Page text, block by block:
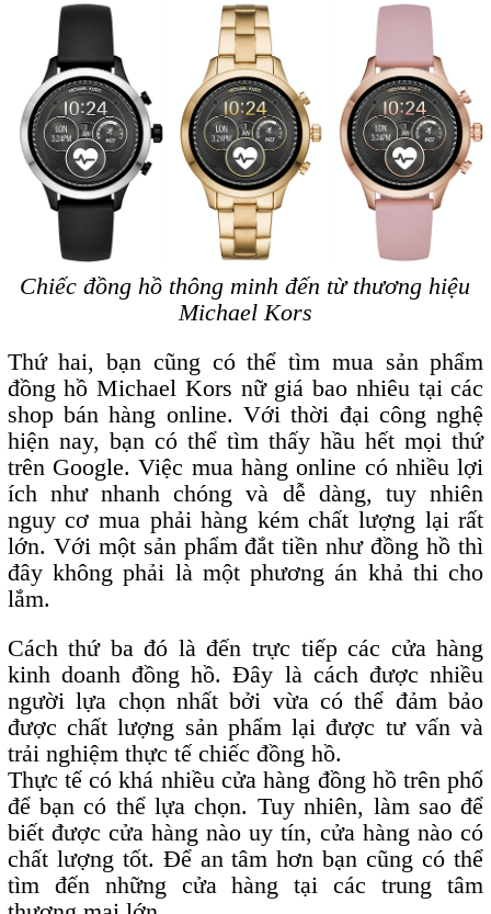
Chiếc đồng hồ thông minh đến từ thương hiệu
Michael Kors
Thứ hai, bạn cũng có thể tìm mua sản phẩm
đồng hồ Michael Kors nữ giá bao nhiêu tại các
shop bán hàng online. Với thời đại công nghệ
hiện nay, bạn có thể tìm thấy hầu hết mọi thứ
trên Google. Việc mua hàng online có nhiều lợi
ích như nhanh chóng và dễ dàng, tuy nhiên
nguy cơ mua phải hàng kém chất lượng lại rất
lớn. Với một sản phẩm đắt tiền như đồng hồ thì
đây không phải là một phương án khả thi cho
lắm.
Cách thứ ba đó là đến trực tiếp các cửa hàng
kinh doanh đồng hồ. Đây là cách được nhiều
người lựa chọn nhất bởi vừa có thể đảm bảo
được chất lượng sản phẩm lại được tư vấn và
trải nghiệm thực tế chiếc đồng hồ.
Thực tế có khá nhiều cửa hàng đồng hồ trên phố
để bạn có thể lựa chọn. Tuy nhiên, làm sao để
biết được cửa hàng nào uy tín, cửa hàng nào có
chất lượng tốt. Để an tâm hơn bạn cũng có thể
tìm đến những cửa hàng tại các trung tâm